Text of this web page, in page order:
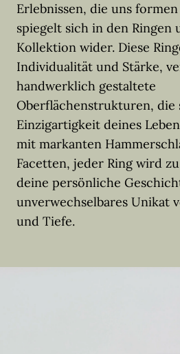
Erlebnissen, die uns
spiegelt sich in den
Kollektion wider. Diese
Individualität und Stärke,
handwerklich gestaltete
Oberflächenstrukturen, die
Einzigartigkeit deines
mit markanten
Facetten, jeder Ring wird
deine persönliche
unverwechselbares Unikat
und Tiefe.